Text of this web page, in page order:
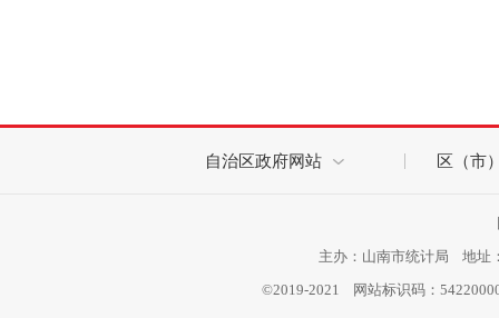
自治区政府网站 区（市
主办：山南市统计局 地址
©2019-2021 网站标识码：